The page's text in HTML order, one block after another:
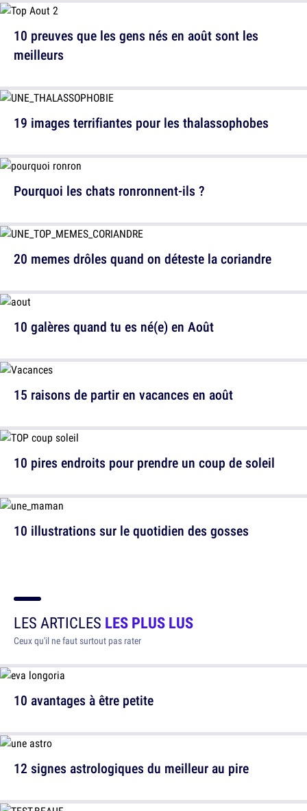
10 preuves que les gens nés en août sont les
meilleurs
Pourquoi les chats ronronnent-ils ?
10 galères quand tu es né(e) en Août
10 pires endroits pour prendre un coup de soleil
19 images terrifiantes pour les thalassophobes
20 memes drôles quand on déteste la coriandre
15 raisons de partir en vacances en août
10 illustrations sur le quotidien des gosses
LES ARTICLES LES PLUS LUS
Ceux qu'il ne faut surtout pas rater
10 avantages à être petite
12 signes astrologiques du meilleur au pire